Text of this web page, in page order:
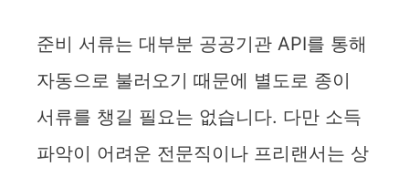
준비 서류는 대부분 공공기관 API를 통해
자동으로 불러오기 때문에 별도로 종이
서류를 챙길 필요는 없습니다. 다만 소득
파악이 어려운 전문직이나 프리랜서는 상